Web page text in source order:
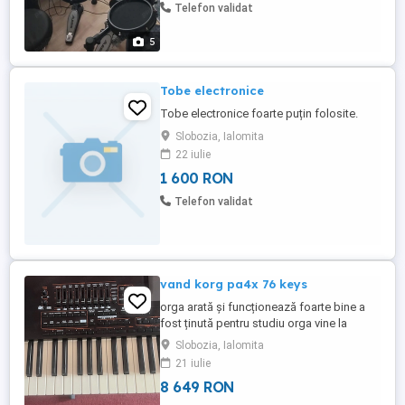
5
Telefon validat
Tobe electronice
Tobe electronice foarte puțin folosite.
Slobozia, Ialomita
22 iulie
1 600 RON
Telefon validat
vand korg pa4x 76 keys
orga arată și funcționează foarte bine a
fost ținută pentru studiu orga vine la
pachet cu husa și cablu de alimentare
prețul negociabil
Slobozia, Ialomita
21 iulie
8 649 RON